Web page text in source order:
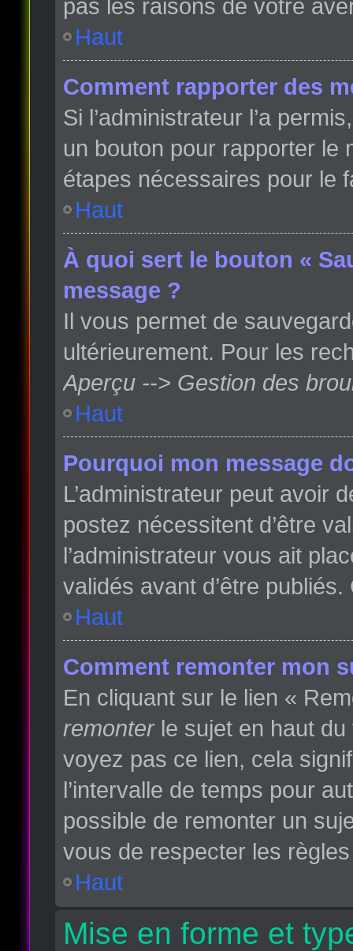
pas les raisons de votre
Haut
Comment rapporter des
Si l’administrateur l’a
un bouton pour rapporter le
étapes nécessaires pour le
Haut
À quoi sert le bouton «
message ?
Il vous permet de
ultérieurement. Pour les
Aperçu --> Gestion des
Haut
Pourquoi mon message
L’administrateur peut avoir
postez nécessitent d’être
l’administrateur vous ait
validés avant d’être
Haut
Comment remonter mon
En cliquant sur le lien «
remonterle sujet en haut du
voyez pas ce lien, cela
l’intervalle de temps pour
possible de remonter un
vous de respecter les
Haut
Mise en forme et